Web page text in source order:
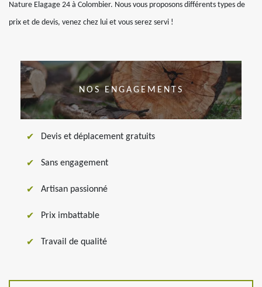
Nature Elagage 24 à Colombier. Nous vous proposons différents types de
prix et de devis, venez chez lui et vous serez servi !
NOS ENGAGEMENTS
Devis et déplacement gratuits
Sans engagement
Artisan passionné
Prix imbattable
Travail de qualité